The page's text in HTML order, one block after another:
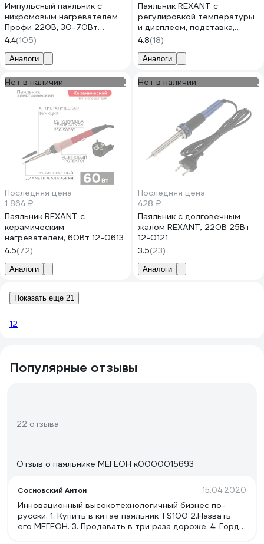
Импульсный паяльник с
нихромовым нагревателем
Профи 220В, 30-70Вт
REXANT ZD-722B 12-0161-1
4.4(105)
Аналоги
Паяльник REXANT с
регулировкой температуры
и дисплеем, подставка,
керамический 65 вт 12-0620
4.8(18)
Аналоги
Нет в наличии
Последняя цена
1 864 ₽
Паяльник REXANT с
керамическим
нагревателем, 60Вт 12-0613
4.5(72)
Аналоги
Нет в наличии
Последняя цена
428 ₽
Паяльник с долговечным
жалом REXANT, 220В 25Вт
12-0121
3.5(23)
Аналоги
Показать еще 21
12
Популярные отзывы
22 отзыва
Отзыв о паяльнике МЕГЕОН к0000015693
Сосновский Антон 15.04.2020
Инновационный высокотехнологичный бизнес по-
русски. 1. Купить в китае паяльник TS100 2.Назвать
его МЕГЕОН. 3. Продавать в три раза дороже. 4. Гордо